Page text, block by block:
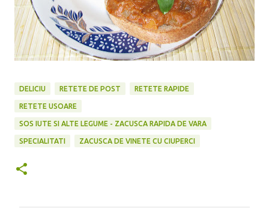
DELICIU RETETE DE POST RETETE RAPIDE
RETETE USOARE
SOS IUTE SI ALTE LEGUME - ZACUSCA RAPIDA DE VARA
SPECIALITATI ZACUSCA DE VINETE CU CIUPERCI